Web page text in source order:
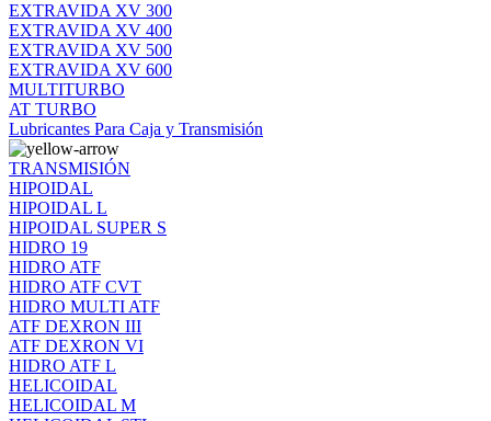
EXTRAVIDA XV 300
EXTRAVIDA XV 400
EXTRAVIDA XV 500
EXTRAVIDA XV 600
MULTITURBO
AT TURBO
Lubricantes Para Caja y Transmisión
TRANSMISIÓN
HIPOIDAL
HIPOIDAL L
HIPOIDAL SUPER S
HIDRO 19
HIDRO ATF
HIDRO ATF CVT
HIDRO MULTI ATF
ATF DEXRON III
ATF DEXRON VI
HIDRO ATF L
HELICOIDAL
HELICOIDAL M